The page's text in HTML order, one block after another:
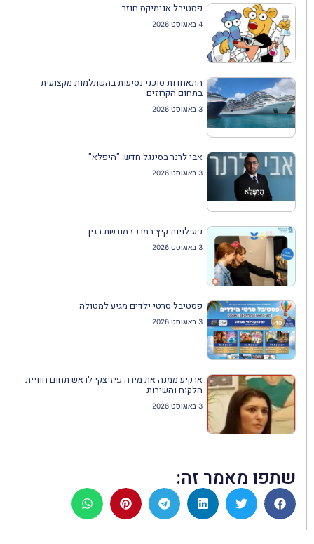
פסטיבל אנימיקס חוזר
4 באוגוסט 2026
התאחדות סוכני נסיעות בהשתלמות מקצועית
בתחום הקרוזים
3 באוגוסט 2026
אבי לרנר בסינגל חדש: "היפלא"
3 באוגוסט 2026
פעילויות קיץ במרכז מורשת בגין
3 באוגוסט 2026
פסטיבל סרטי ילדים מגיע למטולה
3 באוגוסט 2026
ארקיע ממנה את מירה פיזיצקי לראש תחום חוויית
הלקוח והשירות
3 באוגוסט 2026
שתפו מאמר זה: